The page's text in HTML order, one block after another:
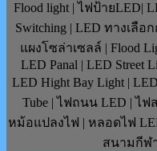
Flood light | ไฟป้ายLED|
Switching | LED ทางเลื
แผงโซล่าเซลล์ | Flood
LED Panal | LED Street
LED Hight Bay Light |
Tube | ไฟถนน LED | ไฟ
หม้อแปลงไฟ | หลอดไฟ
สนามกีฬา